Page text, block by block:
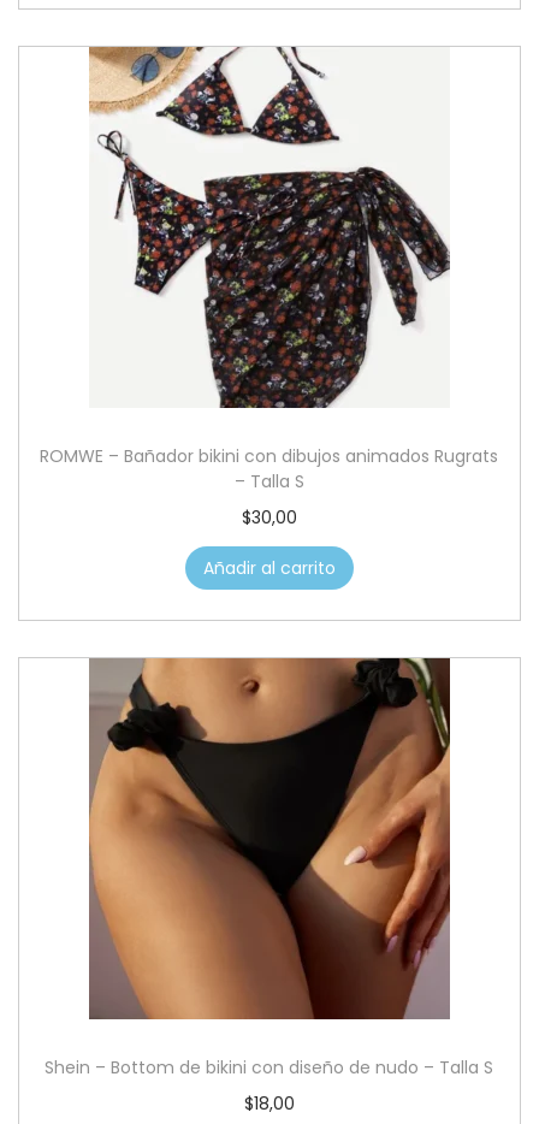
ROMWE – Bañador bikini con dibujos animados Rugrats
– Talla S
$30,00
Añadir al carrito
Shein – Bottom de bikini con diseño de nudo – Talla S
$18,00